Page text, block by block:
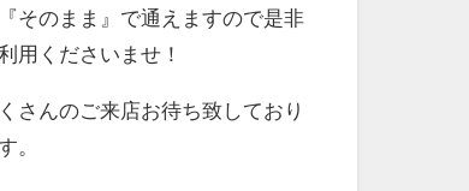
そのまま』で通えますので是非
用くださいませ！
さんのご来店お待ち致しており
。